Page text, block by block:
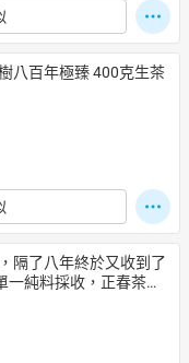
八百年極臻 400克生茶
隔了八年終於又收到了
純料採收，正春茶，
茶，下單即贈二個石
~